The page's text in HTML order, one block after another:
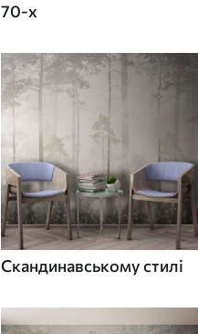
70-х
Скандинавському стилі